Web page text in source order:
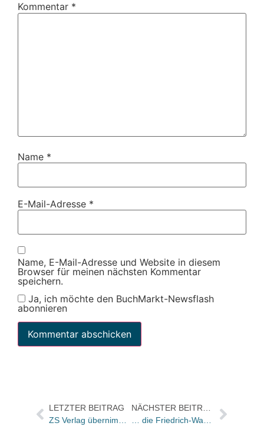
Kommentar *
Name *
E-Mail-Adresse *
Name, E-Mail-Adresse und Website in diesem
Browser für meinen nächsten Kommentar
speichern.
Ja, ich möchte den BuchMarkt-Newsflash
abonnieren
LETZTER BEITRAG